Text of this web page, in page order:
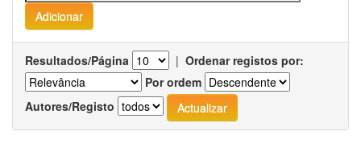
Resultados/Página | Ordenar registos por:
Por ordem
Autores/Registo